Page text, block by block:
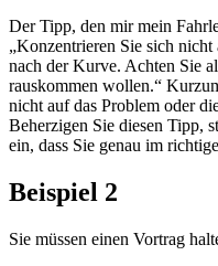
Der Tipp, den mir mein
„Konzentrieren Sie sich
nach der Kurve. Achten Sie
rauskommen wollen.“
nicht auf das Problem oder
Beherzigen Sie diesen Tipp,
ein, dass Sie genau im
Beispiel 2
Sie müssen einen Vortrag